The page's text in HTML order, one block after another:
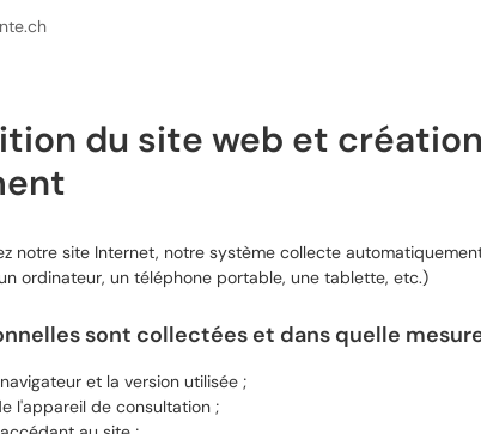
du site web et
notre site Internet, notre système collecte
ordinateur, un téléphone portable, une tablette, etc.)
sont collectées et dans quelle
et la version utilisée ;
l'appareil de consultation ;